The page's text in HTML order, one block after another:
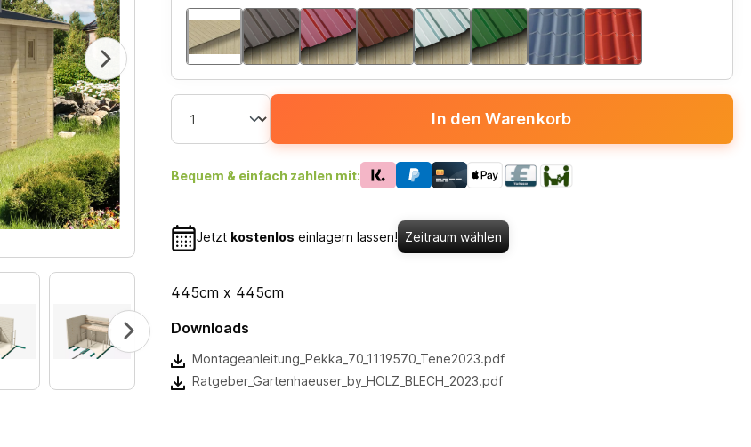
In den Warenkorb
Bequem & einfach zahlen mit:
Jetzt kostenlos einlagern lassen! Zeitraum wählen
445cm x 445cm
Downloads
Montageanleitung_Pekka_70_1119570_Tene2023.pdf
Ratgeber_Gartenhaeuser_by_HOLZ_BLECH_2023.pdf